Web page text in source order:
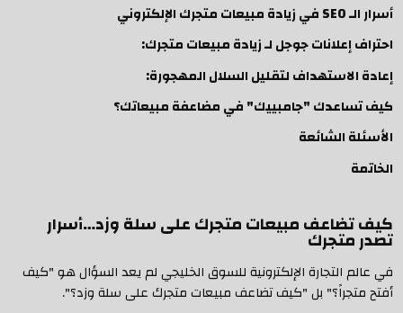
أسرار الـ SEO في زيادة مبيعات متجرك الإلكتروني
احتراف إعلانات جوجل لـ زيادة مبيعات متجرك:
إعادة الاستهداف لتقليل السلال المهجورة:
كيف تساعدك "جامبييك" في مضاعفة مبيعاتك؟
الأسئلة الشائعة
الخاتمة
كيف تضاعف مبيعات متجرك على سلة وزد…أسرار
تصدر متجرك
في عالم التجارة الإلكترونية للسوق الخليجي لم يعد السؤال هو "كيف
أفتح متجراً؟" بل "كيف تضاعف مبيعات متجرك على سلة وزد؟".